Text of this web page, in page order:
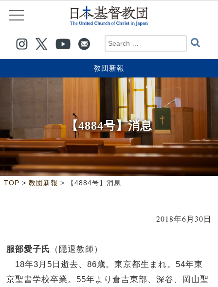
教団新報
【4884号】消息
TOP > 教団新報 > 【4884号】消息
2018年6月30日
服部愛子氏
（隠退教師）
18年3月5日逝去、86歳。東京都生まれ。54年東
京聖書学校卒業。55年より倉吉東部、深谷、岡山聖